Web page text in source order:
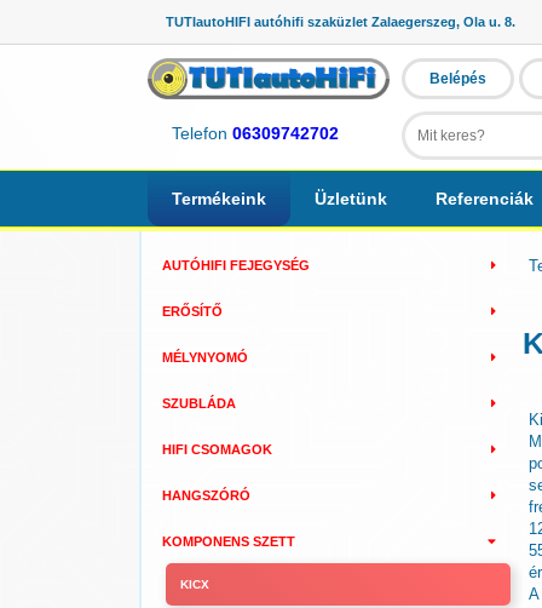
TUTIautoHIFI autóhifi szaküzlet Zalaegerszeg, Ola u. 8.
Telefon 06309742702
Belépés
Termékeink Üzletünk Referenciák
AUTÓHIFI FEJEGYSÉG
ERŐSÍTŐ
MÉLYNYOMÓ
SZUBLÁDA
HIFI CSOMAGOK
HANGSZÓRÓ
KOMPONENS SZETT
KICX